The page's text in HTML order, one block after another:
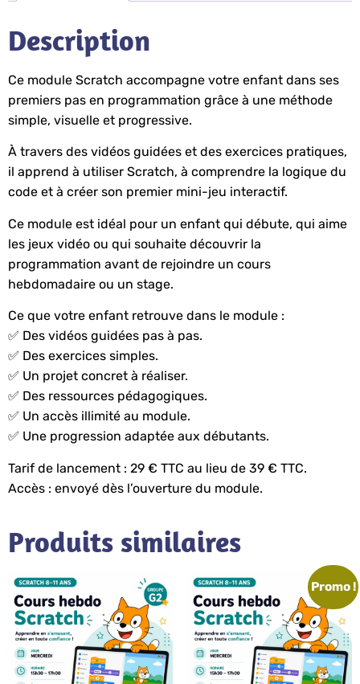
Description
Ce module Scratch accompagne votre enfant dans ses
premiers pas en programmation grâce à une méthode
simple, visuelle et progressive.
À travers des vidéos guidées et des exercices pratiques,
il apprend à utiliser Scratch, à comprendre la logique du
code et à créer son premier mini-jeu interactif.
Ce module est idéal pour un enfant qui débute, qui aime
les jeux vidéo ou qui souhaite découvrir la
programmation avant de rejoindre un cours
hebdomadaire ou un stage.
Ce que votre enfant retrouve dans le module :
✅ Des vidéos guidées pas à pas.
✅ Des exercices simples.
✅ Un projet concret à réaliser.
✅ Des ressources pédagogiques.
✅ Un accès illimité au module.
✅ Une progression adaptée aux débutants.
Tarif de lancement : 29 € TTC au lieu de 39 € TTC.
Accès : envoyé dès l’ouverture du module.
Produits similaires
Promo !